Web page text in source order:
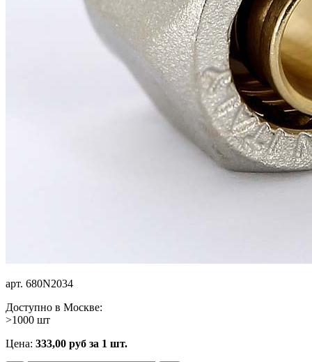
арт. 680N2034
Доступно в Москве:
>1000 шт
Цена: 333,00 руб за 1 шт.